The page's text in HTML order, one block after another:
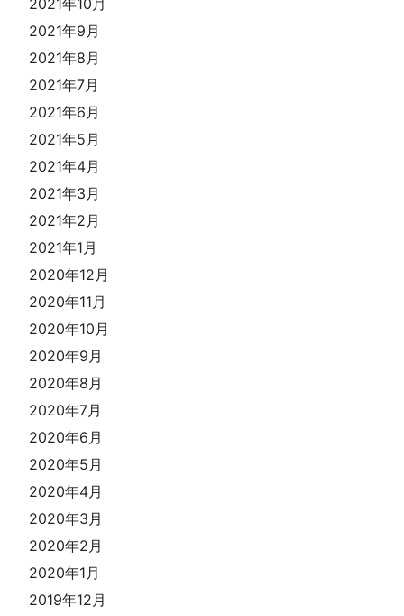
2021年9月
2021年8月
2021年7月
2021年6月
2021年5月
2021年4月
2021年3月
2021年2月
2021年1月
2020年12月
2020年11月
2020年10月
2020年9月
2020年8月
2020年7月
2020年6月
2020年5月
2020年4月
2020年3月
2020年2月
2020年1月
2019年12月